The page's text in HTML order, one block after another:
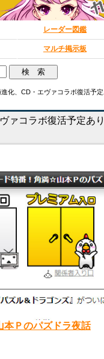
レーダー図鑑
マルチ掲示板
化、CD・エヴァコラボ復活予
ァコラボ復活予定あ
Ｐのパズドラ夜話